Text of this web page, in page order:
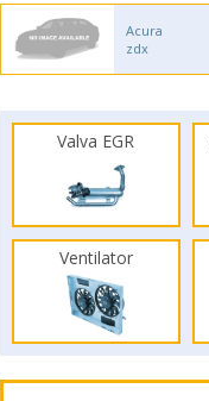
Acura
zdx
Valva EGR
Ventilator